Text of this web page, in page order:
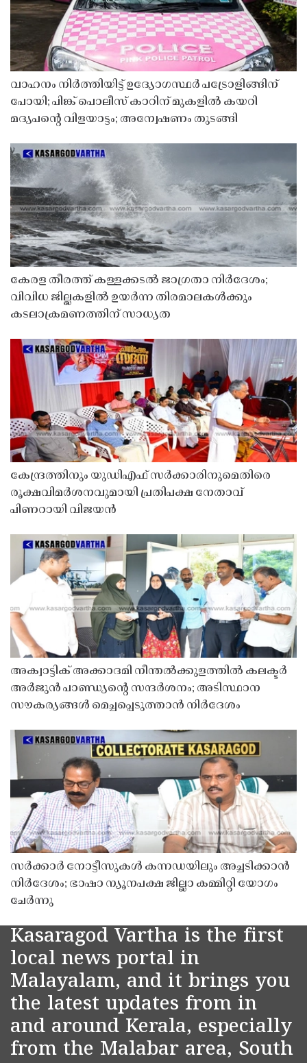
വാഹനം നിർത്തിയിട്ട് ഉദ്യോഗസ്ഥർ പട്രോളിങ്ങിന്
പോയി; പിങ്ക് പൊലീസ് കാറിന് മുകളിൽ കയറി
മദ്യപൻ്റെ വിളയാട്ടം; അന്വേഷണം തുടങ്ങി
കേരള തീരത്ത് കള്ളക്കടൽ ജാഗ്രതാ നിർദേശം;
വിവിധ ജില്ലകളിൽ ഉയർന്ന തിരമാലകൾക്കും
കടലാക്രമണത്തിന് സാധ്യത
കേന്ദ്രത്തിനും യുഡിഎഫ് സർക്കാരിനുമെതിരെ
രൂക്ഷവിമർശനവുമായി പ്രതിപക്ഷ നേതാവ്
പിണറായി വിജയൻ
അക്വാട്ടിക് അക്കാദമി നീന്തൽക്കുളത്തിൽ കലക്ടർ
അർജുൻ പാണ്ഡ്യൻ്റെ സന്ദർശനം; അടിസ്ഥാന
സൗകര്യങ്ങൾ മെച്ചപ്പെടുത്താൻ നിർദേശം
സർക്കാർ നോട്ടീസുകൾ കന്നഡയിലും അച്ചടിക്കാൻ
നിർദേശം; ഭാഷാ ന്യൂനപക്ഷ ജില്ലാ കമ്മിറ്റി യോഗം
ചേർന്നു
Kasaragod Vartha is the first
local news portal in
Malayalam, and it brings you
the latest updates from in
and around Kerala, especially
from the Malabar area, South